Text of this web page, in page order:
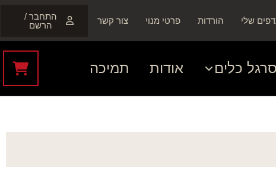
שלי הורדות פרטי מנוי צור קשר
התחבר /
הרשם
סרגל כלים אודות תמיכה